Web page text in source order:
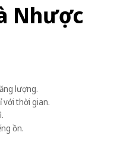
Nhược
lượng.
với thời gian.
ồn.